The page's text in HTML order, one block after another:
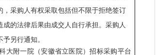
，采购人有权采取包括但不限于拒绝签订
的法律后果由成交人自行承担。采购人
另行通知。
大附一院（安徽省立医院）招标采购平台